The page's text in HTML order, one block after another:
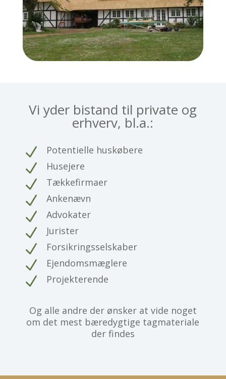
Vi yder bistand til private og
erhverv, bl.a.:
N Potentielle huskøbere
N Husejere
N Tækkefirmaer
N Ankenævn
N Advokater
N Jurister
N Forsikringsselskaber
N Ejendomsmæglere
N Projekterende
Og alle andre der ønsker at vide noget
om det mest bæredygtige tagmateriale
der findes